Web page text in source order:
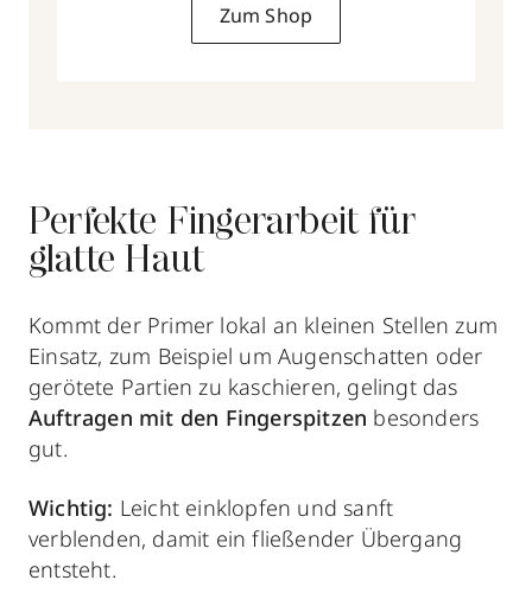
Zum Shop
Perfekte Fingerarbeit für
glatte Haut
Kommt der Primer lokal an kleinen Stellen zum
Einsatz, zum Beispiel um Augenschatten oder
gerötete Partien zu kaschieren, gelingt das
Auftragen mit den Fingerspitzen besonders
gut.
Wichtig: Leicht einklopfen und sanft
verblenden, damit ein fließender Übergang
entsteht.